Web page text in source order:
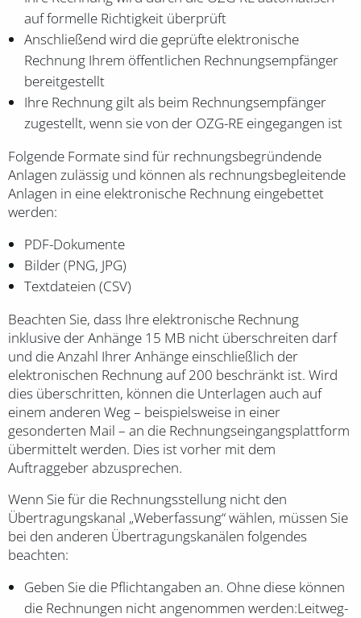
auf formelle Richtigkeit überprüft
Anschließend wird die geprüfte elektronische
Rechnung Ihrem öffentlichen Rechnungsempfänger
bereitgestellt
Ihre Rechnung gilt als beim Rechnungsempfänger
zugestellt, wenn sie von der OZG-RE eingegangen ist
Folgende Formate sind für rechnungsbegründende
Anlagen zulässig und können als rechnungsbegleitende
Anlagen in eine elektronische Rechnung eingebettet
werden:
PDF-Dokumente
Bilder (PNG, JPG)
Textdateien (CSV)
Beachten Sie, dass Ihre elektronische Rechnung
inklusive der Anhänge 15 MB nicht überschreiten darf
und die Anzahl Ihrer Anhänge einschließlich der
elektronischen Rechnung auf 200 beschränkt ist. Wird
dies überschritten, können die Unterlagen auch auf
einem anderen Weg – beispielsweise in einer
gesonderten Mail – an die Rechnungseingangsplattform
übermittelt werden. Dies ist vorher mit dem
Auftraggeber abzusprechen.
Wenn Sie für die Rechnungsstellung nicht den
Übertragungskanal „Weberfassung“ wählen, müssen Sie
bei den anderen Übertragungskanälen folgendes
beachten:
Geben Sie die Pflichtangaben an. Ohne diese können
die Rechnungen nicht angenommen werden:Leitweg-